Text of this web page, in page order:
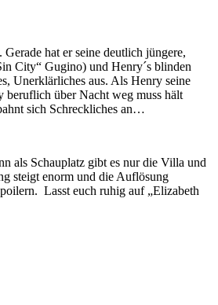
hat er seine deutlich jüngere,
City“ Gugino) und Henry´s blinden
Unerklärliches aus. Als Henry seine
beruflich über Nacht weg muss hält
sich Schreckliches an…
als Schauplatz gibt es nur die Villa und
steigt enorm und die Auflösung
Lasst euch ruhig auf „Elizabeth